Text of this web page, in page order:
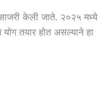
साजरी केली जाते. २०२५ मध्ये
तयार होत असल्याने हा